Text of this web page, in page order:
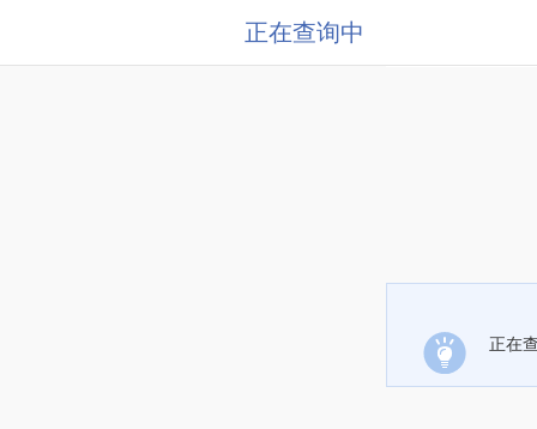
正在查询中
正在